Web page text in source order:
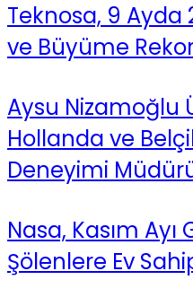
Teknosa, 9 Ayda
ve Büyüme
Aysu Nizamoğlu
Hollanda ve
Deneyimi
Nasa, Kasım
Şölenlere Ev